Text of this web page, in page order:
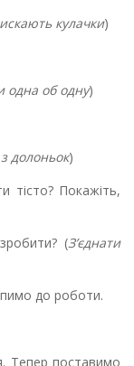
кулачки)
одна об одну)
долоньок)
тісто? Покажіть,
(З’єднати
до роботи.
Тепер поставимо